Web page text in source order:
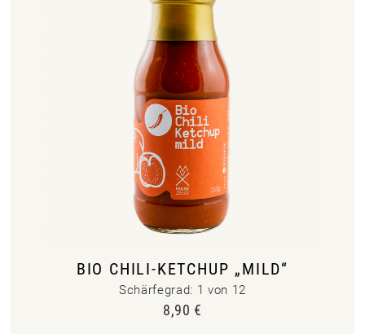
BIO CHILI-KETCHUP „MILD“
Schärfegrad: 1 von 12
8,90 €